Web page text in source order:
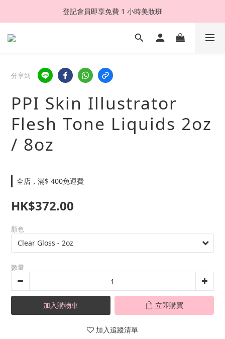
登記會員即享免費 1 小時美妝班
分享到
PPI Skin Illustrator
Flesh Tone Liquids 2oz
/ 8oz
全店，滿$ 400免運費
HK$372.00
顏色
數量
加入購物車 立即購買
加入追蹤清單